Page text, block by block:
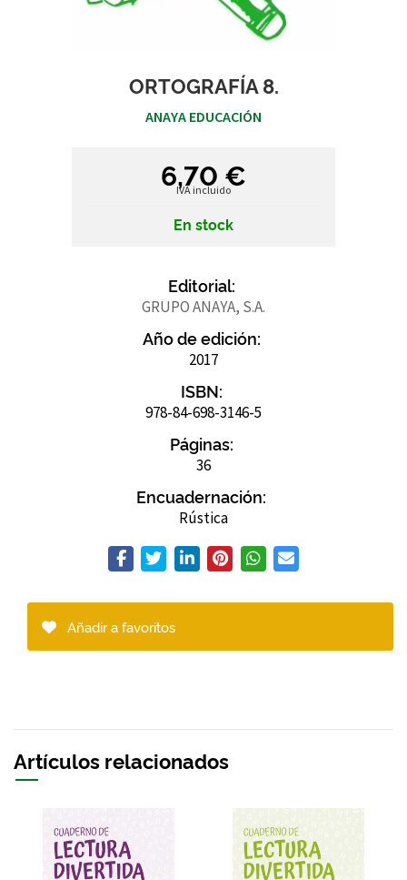
ORTOGRAFÍA 8.
ANAYA EDUCACIÓN
6,70 €
IVA incluido
En stock
Editorial:
GRUPO ANAYA, S.A.
Año de edición:
2017
ISBN:
978-84-698-3146-5
Páginas:
36
Encuadernación:
Rústica
Añadir a favoritos
Artículos relacionados